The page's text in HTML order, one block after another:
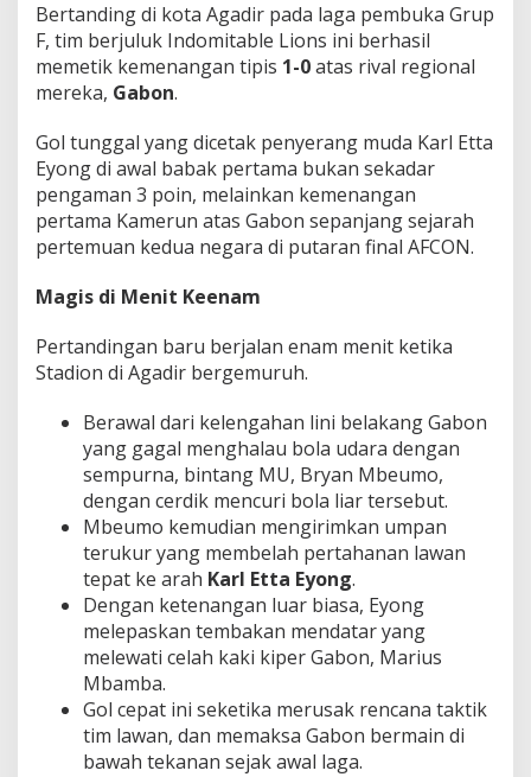
a
b
o
n
Bertanding di kota Agadir pada laga pembuka Grup
F, tim berjuluk Indomitable Lions ini berhasil
memetik kemenangan tipis 1-0atas rival regional
mereka, Gabon.
Gol tunggal yang dicetak penyerang muda Karl Etta
Eyong di awal babak pertama bukan sekadar
pengaman 3 poin, melainkan kemenangan
pertama Kamerun atas Gabon sepanjang sejarah
pertemuan kedua negara di putaran final AFCON.
Magis di Menit Keenam
Pertandingan baru berjalan enam menit ketika
Stadion di Agadir bergemuruh.
Berawal dari kelengahan lini belakang Gabon
yang gagal menghalau bola udara dengan
sempurna, bintang MU, Bryan Mbeumo,
dengan cerdik mencuri bola liar tersebut.
Mbeumo kemudian mengirimkan umpan
terukur yang membelah pertahanan lawan
tepat ke arah Karl Etta Eyong.
Dengan ketenangan luar biasa, Eyong
melepaskan tembakan mendatar yang
melewati celah kaki kiper Gabon, Marius
Mbamba.
Gol cepat ini seketika merusak rencana taktik
tim lawan, dan memaksa Gabon bermain di
bawah tekanan sejak awal laga.